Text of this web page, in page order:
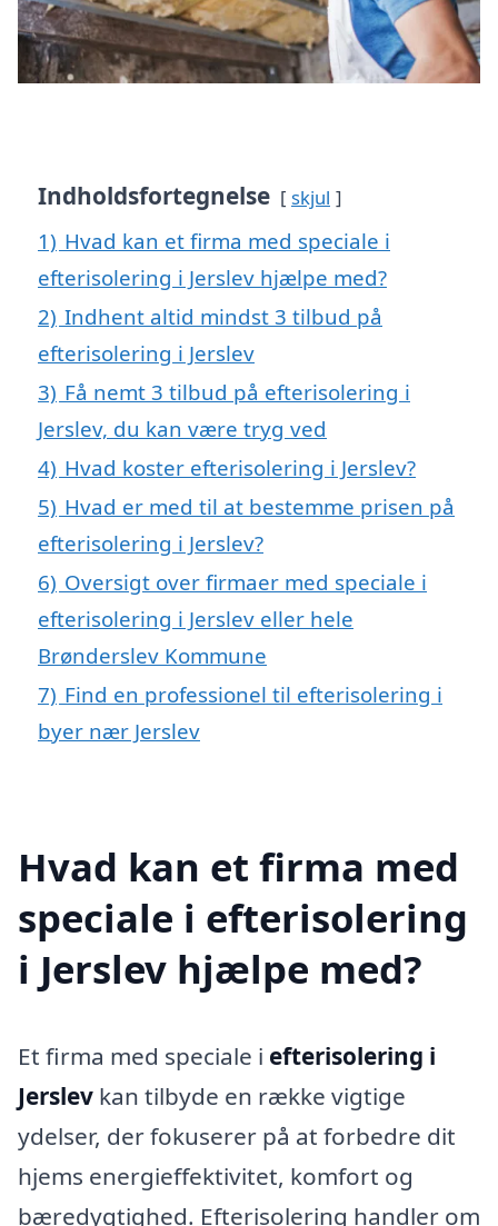
Indholdsfortegnelse skjul
1) Hvad kan et firma med speciale i
efterisolering i Jerslev hjælpe med?
2) Indhent altid mindst 3 tilbud på
efterisolering i Jerslev
3) Få nemt 3 tilbud på efterisolering i
Jerslev, du kan være tryg ved
4) Hvad koster efterisolering i Jerslev?
5) Hvad er med til at bestemme prisen på
efterisolering i Jerslev?
6) Oversigt over firmaer med speciale i
efterisolering i Jerslev eller hele
Brønderslev Kommune
7) Find en professionel til efterisolering i
byer nær Jerslev
Hvad kan et firma med
speciale i efterisolering
i Jerslev hjælpe med?
Et firma med speciale i efterisolering i
Jerslev kan tilbyde en række vigtige
ydelser, der fokuserer på at forbedre dit
hjems energieffektivitet, komfort og
bæredygtighed. Efterisolering handler om